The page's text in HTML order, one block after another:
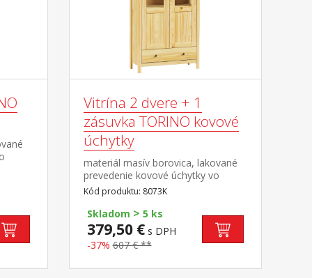
Vitrína 2 dvere + 1
zásuvka TORINO kovové
úchytky
materiál masív borovica, lakované
prevedenie kovové úchytky vo
farebnom prevedení černená
mosadz dvoje čiastočne presklené
dvere, tri police jedna zásuvka s
kovovými pojazdmi
Kód produktu: 8073K
Skladom > 5 ks
379,50 €s DPH
-37% 607 € **